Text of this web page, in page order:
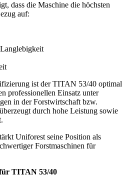
dass die Maschine die höchsten
auf:
ist der TITAN 53/40 optimal
professionellen Einsatz unter
in der Forstwirtschaft bzw.
durch hohe Leistung sowie
Uniforest seine Position als
Forstmaschinen für
TITAN 53/40